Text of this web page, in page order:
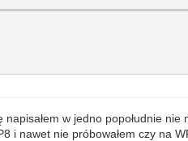
w jedno popołudnie
i nawet nie próbowałem czy na